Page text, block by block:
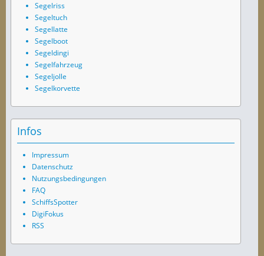
Segelriss
Segeltuch
Segellatte
Segelboot
Segeldingi
Segelfahrzeug
Segeljolle
Segelkorvette
Infos
Impressum
Datenschutz
Nutzungsbedingungen
FAQ
SchiffsSpotter
DigiFokus
RSS